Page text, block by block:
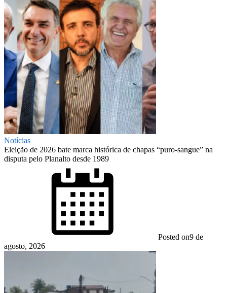
Notícias
Eleição de 2026 bate marca histórica de chapas “puro-sangue” na
disputa pelo Planalto desde 1989
Posted on9 de
agosto, 2026